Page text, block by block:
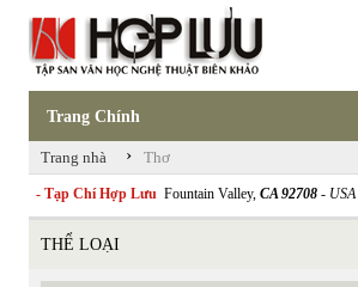
Trang Chính
Trang nhà › Thơ
- Tạp Chí Hợp Lưu Fountain Valley, CA 92708 - USA
THỂ LOẠI